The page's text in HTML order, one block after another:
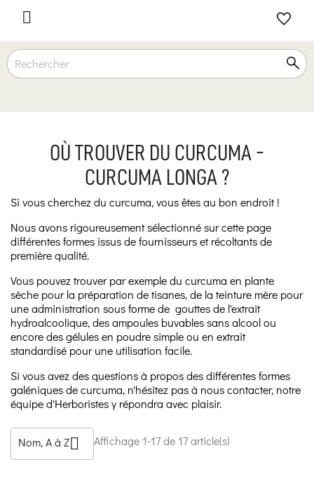

OÙ TROUVER DU CURCUMA -
CURCUMA LONGA ?
Si vous cherchez du curcuma, vous êtes au bon endroit !
Nous avons rigoureusement sélectionné sur cette page
différentes formes issus de fournisseurs et récoltants de
première qualité.
Vous pouvez trouver par exemple du curcuma en plante
sèche pour la préparation de tisanes, de la teinture mère pour
une administration sous forme de gouttes de l'extrait
hydroalcoolique, des ampoules buvables sans alcool ou
encore des gélules en poudre simple ou en extrait
standardisé pour une utilisation facile.
Si vous avez des questions à propos des différentes formes
galéniques de curcuma, n'hésitez pas à nous contacter, notre
équipe d'Herboristes y répondra avec plaisir.
Nom, A à Z Affichage 1-17 de 17 article(s)